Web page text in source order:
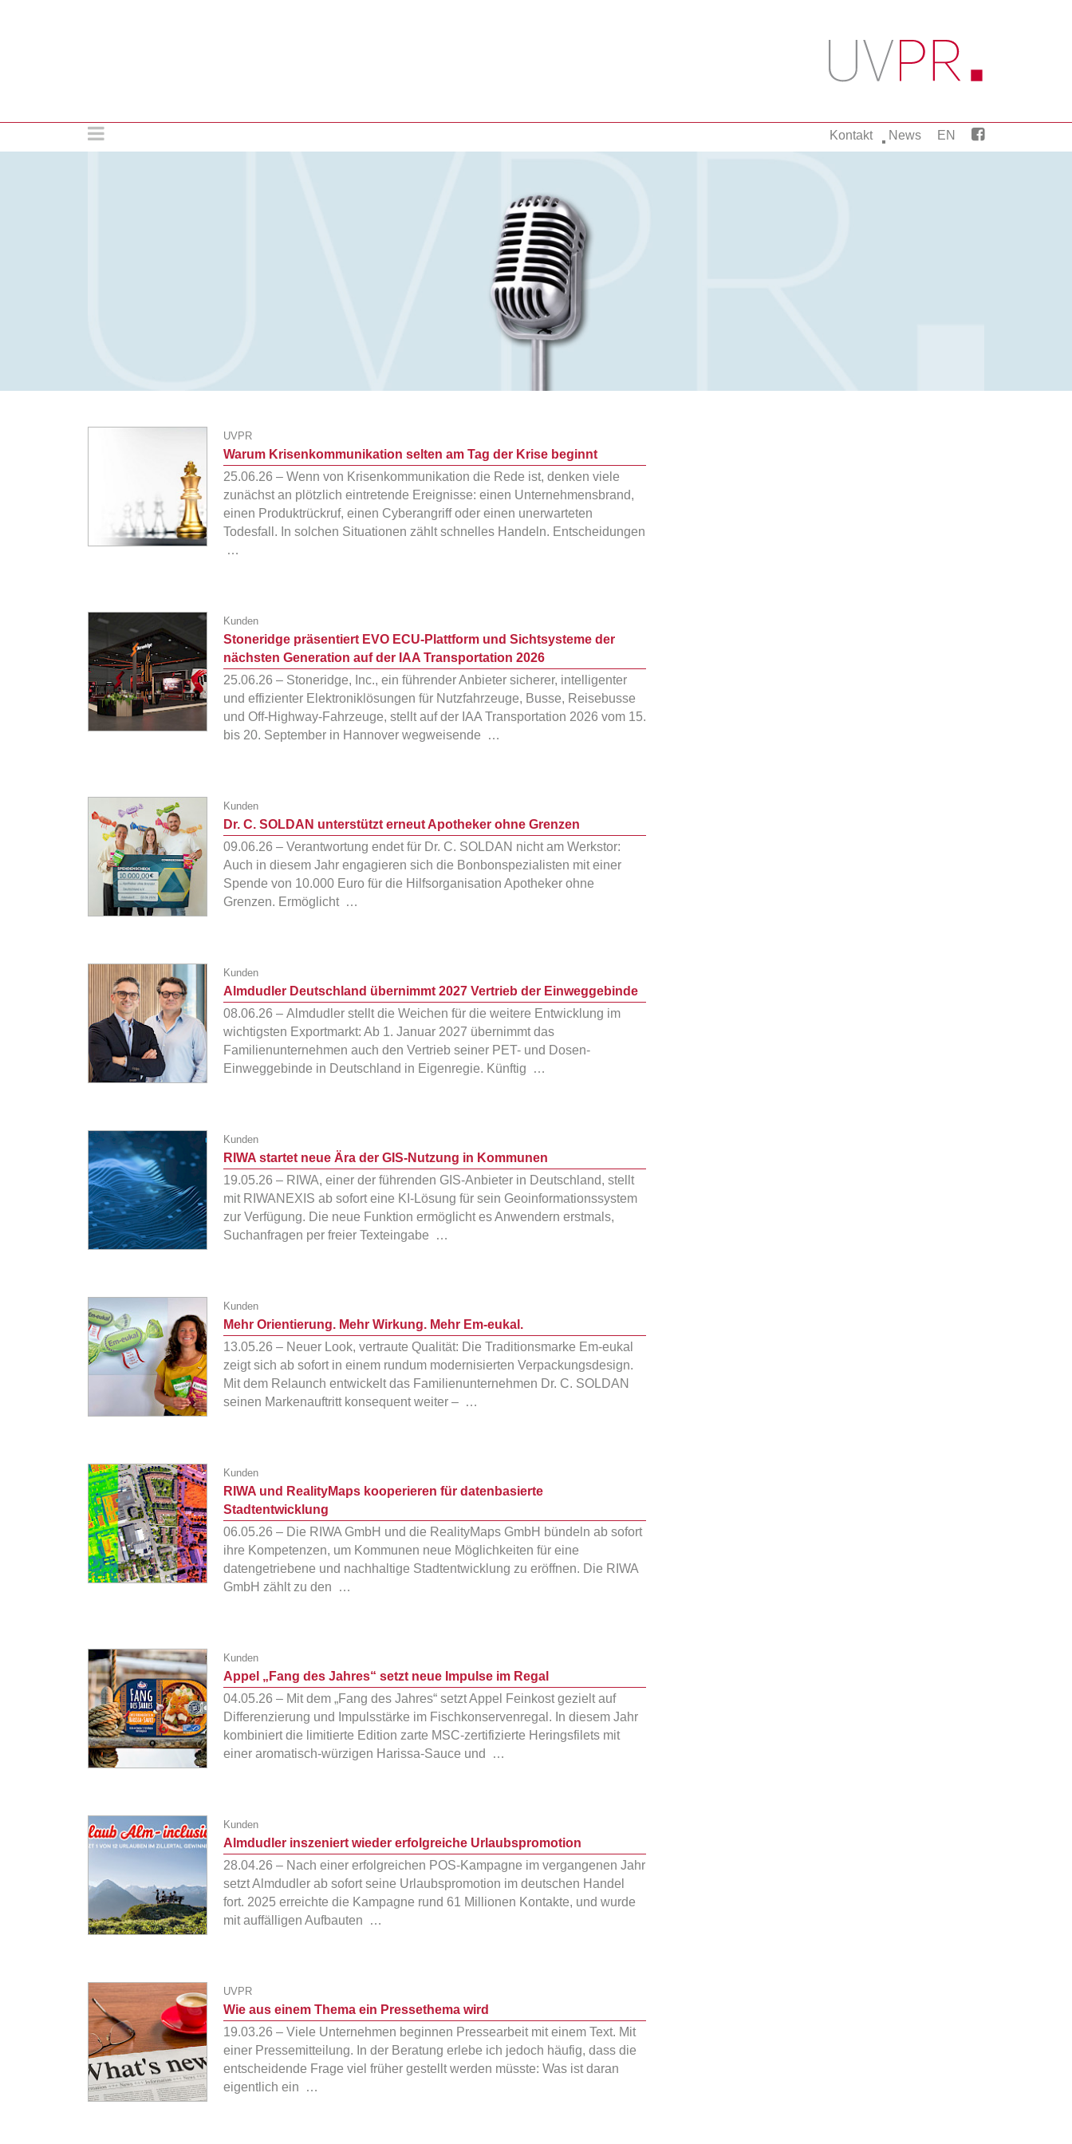
Kontakt News EN
Agentur für strategische Presse- und Öffentlichkeitsarbeit.
UVPR. Einfach ein wenig mehr.
UVPR
Warum Krisenkommunikation selten am Tag der Krise beginnt
25.06.26 – Wenn von Krisenkommunikation die Rede ist, denken viele
zunächst an plötzlich eintretende Ereignisse: einen Unternehmensbrand,
einen Produktrückruf, einen Cyberangriff oder einen unerwarteten
Todesfall. In solchen Situationen zählt schnelles Handeln. Entscheidungen
…
Kunden
Stoneridge präsentiert EVO ECU-Plattform und Sichtsysteme der
nächsten Generation auf der IAA Transportation 2026
25.06.26 – Stoneridge, Inc., ein führender Anbieter sicherer, intelligenter
und effizienter Elektroniklösungen für Nutzfahrzeuge, Busse, Reisebusse
und Off-Highway-Fahrzeuge, stellt auf der IAA Transportation 2026 vom 15.
bis 20. September in Hannover wegweisende …
Kunden
Dr. C. SOLDAN unterstützt erneut Apotheker ohne Grenzen
09.06.26 – Verantwortung endet für Dr. C. SOLDAN nicht am Werkstor:
Auch in diesem Jahr engagieren sich die Bonbonspezialisten mit einer
Spende von 10.000 Euro für die Hilfsorganisation Apotheker ohne
Grenzen. Ermöglicht …
Kunden
Almdudler Deutschland übernimmt 2027 Vertrieb der Einweggebinde
08.06.26 – Almdudler stellt die Weichen für die weitere Entwicklung im
wichtigsten Exportmarkt: Ab 1. Januar 2027 übernimmt das
Familienunternehmen auch den Vertrieb seiner PET- und Dosen-
Einweggebinde in Deutschland in Eigenregie. Künftig …
Kunden
RIWA startet neue Ära der GIS-Nutzung in Kommunen
19.05.26 – RIWA, einer der führenden GIS-Anbieter in Deutschland, stellt
mit RIWANEXIS ab sofort eine KI-Lösung für sein Geoinformationssystem
zur Verfügung. Die neue Funktion ermöglicht es Anwendern erstmals,
Suchanfragen per freier Texteingabe …
Kunden
Mehr Orientierung. Mehr Wirkung. Mehr Em-eukal.
13.05.26 – Neuer Look, vertraute Qualität: Die Traditionsmarke Em-eukal
zeigt sich ab sofort in einem rundum modernisierten Verpackungsdesign.
Mit dem Relaunch entwickelt das Familienunternehmen Dr. C. SOLDAN
seinen Markenauftritt konsequent weiter – …
Kunden
RIWA und RealityMaps kooperieren für datenbasierte
Stadtentwicklung
06.05.26 – Die RIWA GmbH und die RealityMaps GmbH bündeln ab sofort
ihre Kompetenzen, um Kommunen neue Möglichkeiten für eine
datengetriebene und nachhaltige Stadtentwicklung zu eröffnen. Die RIWA
GmbH zählt zu den …
Kunden
Appel „Fang des Jahres“ setzt neue Impulse im Regal
04.05.26 – Mit dem „Fang des Jahres“ setzt Appel Feinkost gezielt auf
Differenzierung und Impulsstärke im Fischkonservenregal. In diesem Jahr
kombiniert die limitierte Edition zarte MSC-zertifizierte Heringsfilets mit
einer aromatisch-würzigen Harissa-Sauce und …
Kunden
Almdudler inszeniert wieder erfolgreiche Urlaubspromotion
28.04.26 – Nach einer erfolgreichen POS-Kampagne im vergangenen Jahr
setzt Almdudler ab sofort seine Urlaubspromotion im deutschen Handel
fort. 2025 erreichte die Kampagne rund 61 Millionen Kontakte, und wurde
mit auffälligen Aufbauten …
UVPR
Wie aus einem Thema ein Pressethema wird
19.03.26 – Viele Unternehmen beginnen Pressearbeit mit einem Text. Mit
einer Pressemitteilung. In der Beratung erlebe ich jedoch häufig, dass die
entscheidende Frage viel früher gestellt werden müsste: Was ist daran
eigentlich ein …